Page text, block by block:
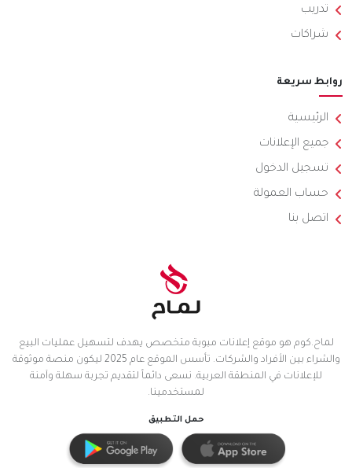
تدريب
شراكات
روابط سريعة
الرئيسية
جميع الإعلانات
تسجيل الدخول
حساب العمولة
اتصل بنا
لماح.كوم هو موقع إعلانات مبوبة متخصص يهدف لتسهيل عمليات البيع
والشراء بين الأفراد والشركات. تأسس الموقع عام 2025 ليكون منصة موثوقة
للإعلانات في المنطقة العربية. نسعى دائماً لتقديم تجربة سهلة وآمنة
لمستخدمينا.
حمل التطبيق